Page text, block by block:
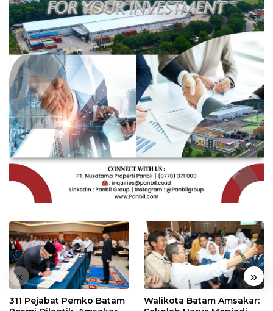
« »
311 Pejabat Pemko Batam
Walikota Batam Amsakar: